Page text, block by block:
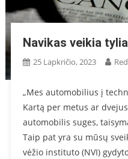
Navikas veikia
25 Lapkričio, 2023
„Mes automobilius į
Kartą per metus ar
automobilis suges,
Taip pat yra su mūsų
vėžio instituto (NVI)